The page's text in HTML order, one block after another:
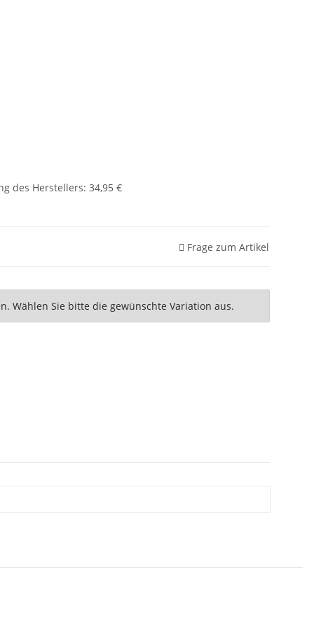
des Herstellers: 34,95 €
Frage zum Artikel
Wählen Sie bitte die gewünschte Variation aus.